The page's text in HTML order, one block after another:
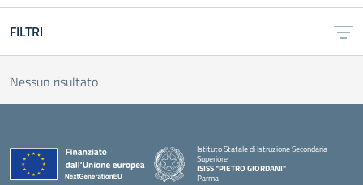
FILTRI
Nessun risultato
Istituto Statale di Istruzione Secondaria
Superiore
ISISS "PIETRO GIORDANI"
Parma